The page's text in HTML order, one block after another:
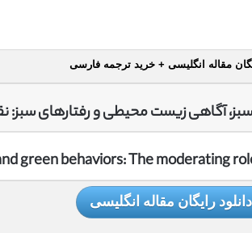
مقاله انگلیسی + خرید ترجمه فارسی
سبز، آگاهی زیست محیطی و رفتارهای
green behaviors: The moderating
دانلود رایگان مقاله انگلیسی